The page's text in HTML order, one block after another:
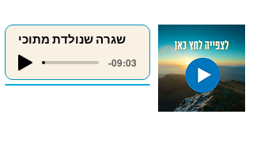
שגרה שנולדת מתוכי
-09:03